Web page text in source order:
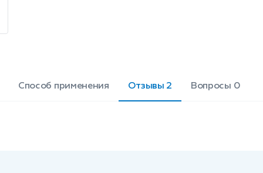
Способ применения Отзывы 2 Вопросы 0